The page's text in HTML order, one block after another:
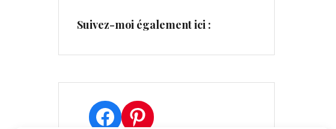
Suivez-moi également ici :
Facebook
Pinterest